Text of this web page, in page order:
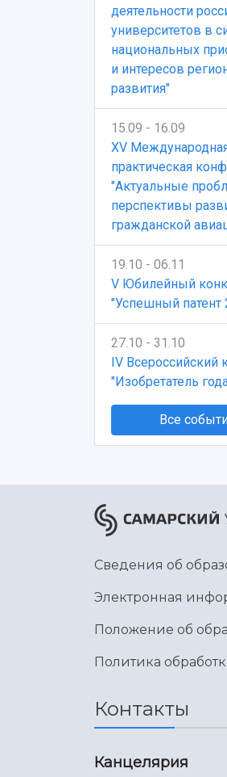
деятельности
университетов в
национальных
и интересов
развития"
15.09 - 16.09
XV
практическая
"Актуальные
перспективы
гражданской
19.10 - 06.11
V Юбилейный
"Успешный патент
27.10 - 31.10
IV Всероссийский
"Изобретатель
Все
Сведения об
Электронная
Положение об
Политика
Контакты
Канцелярия